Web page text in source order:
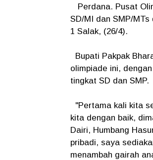
Perdana. Pusat
SD/MI dan SMP/
1 Salak, (26/4).
Bupati Pakpak
olimpiade ini,
tingkat SD dan SMP.
"Pertama kali kita
kita dengan baik,
Dairi, Humbang
pribadi, saya
menambah gairah